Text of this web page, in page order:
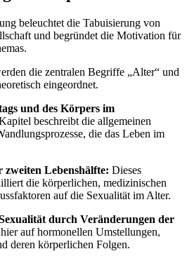
beleuchtet die Tabuisierung von
und begründet die Motivation für
die zentralen Begriffe „Alter“ und
eingeordnet.
und des Körpers im
beschreibt die allgemeinen
die das Leben im
zweiten Lebenshälfte: Dieses
die körperlichen, medizinischen
auf die Sexualität im Alter.
durch Veränderungen der
auf hormonellen Umstellungen,
deren körperlichen Folgen.